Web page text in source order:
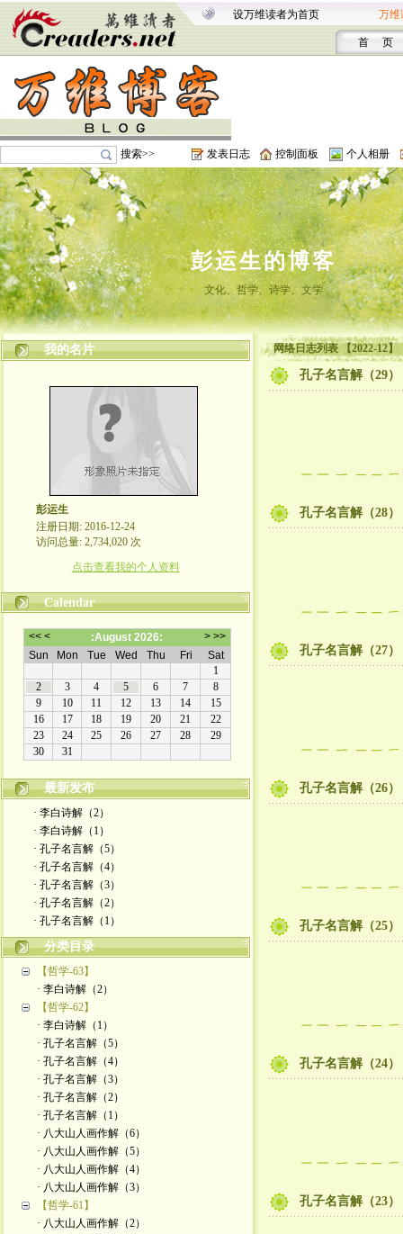
设万维读者为首页 万维
首 页
搜索>> 发表日志 控制面板 个人相册
彭运生的博客
文化、哲学、诗学、文学
我的名片
彭运生
注册日期: 2016-12-24
访问总量: 2,734,020 次
点击查看我的个人资料
Calendar
最新发布
· 李白诗解（2）
· 李白诗解（1）
· 孔子名言解（5）
· 孔子名言解（4）
· 孔子名言解（3）
· 孔子名言解（2）
· 孔子名言解（1）
分类目录
【哲学-63】
· 李白诗解（2）
【哲学-62】
· 李白诗解（1）
· 孔子名言解（5）
· 孔子名言解（4）
· 孔子名言解（3）
· 孔子名言解（2）
· 孔子名言解（1）
· 八大山人画作解（6）
· 八大山人画作解（5）
· 八大山人画作解（4）
· 八大山人画作解（3）
【哲学-61】
· 八大山人画作解（2）
网络日志列表 【2022-12】
孔子名言解（29）
孔子名言解（28）
孔子名言解（27）
孔子名言解（26）
孔子名言解（25）
孔子名言解（24）
孔子名言解（23）